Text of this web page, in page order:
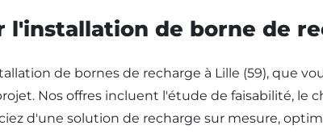
l'installation de borne de
de bornes de recharge à Lille (59), que
Nos offres incluent l'étude de faisabilité, le
d'une solution de recharge sur mesure,